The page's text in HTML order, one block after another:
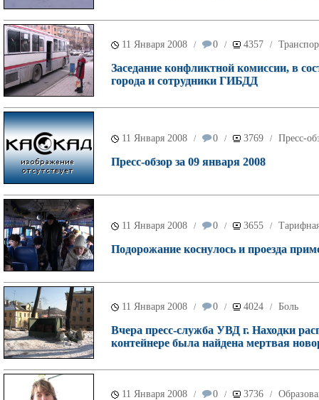
11 Января 2008 / 0 / 4357 /
Заседание конфликтной комиссии, в
города и сотрудники ГИБДД
11 Января 2008 / 0 / 3769 / Пресс-
Пресс-обзор за 09 января 2008
11 Января 2008 / 0 / 3655 /
Подорожание коснулось и проезда
11 Января 2008 / 0 / 4024 / Боль
Вчера пресс-служба УВД г. Находки
контейнере была найдена мертвая
11 Января 2008 / 0 / 3736 /